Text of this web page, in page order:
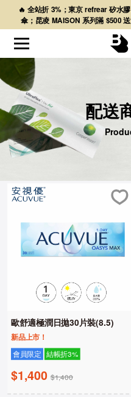
🔥 全站折 3%；東京 refrear 矽水
傘；昆凌 MAISON 系列滿 $500
配送
歐舒適極潤日拋30片裝(8.5)
新品上市！
會員限定 結帳折3%
$1,400 $1,400